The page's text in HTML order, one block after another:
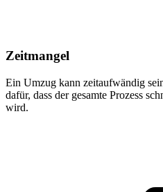
Zeitmangel
Ein Umzug kann zeitaufwändig
dafür, dass der gesamte Prozess
wird.